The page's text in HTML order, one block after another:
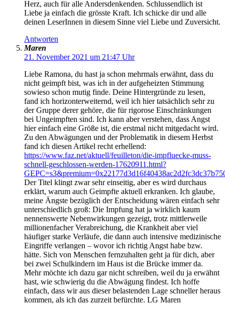
Herz, auch für alle Andersdenkenden. Schlussendlich ist
Liebe ja einfach die grösste Kraft. Ich schicke dir und alle
deinen LeserInnen in diesem Sinne viel Liebe und Zuversicht.
Antworten
Maren
21. November 2021 um 21:47 Uhr
Liebe Ramona, du hast ja schon mehrmals erwähnt, dass du
nicht geimpft bist, was ich in der aufgeheizten Stimmung
sowieso schon mutig finde. Deine Hintergründe zu lesen,
fand ich horizonterweiternd, weil ich hier tatsächlich sehr zu
der Gruppe derer gehöre, die für rigorose Einschränkungen
bei Ungeimpften sind. Ich kann aber verstehen, dass Angst
hier einfach eine Größe ist, die erstmal nicht mitgedacht wird.
Zu den Abwägungen und der Problematik in diesem Herbst
fand ich diesen Artikel recht erhellend:
https://www.faz.net/aktuell/feuilleton/die-impfluecke-muss-
schnell-geschlossen-werden-17620911.html?
Der Titel klingt zwar sehr einseitig, aber es wird durchaus
erklärt, warum auch Geimpfte aktuell erkranken. Ich glaube,
meine Ängste bezüglich der Entscheidung wären einfach sehr
unterschiedlich groß: Die Impfung hat ja wirklich kaum
nennenswerte Nebenwirkungen gezeigt, trotz mittlerweile
millionenfacher Verabreichung, die Krankheit aber viel
häufiger starke Verläufe, die dann auch intensive medizinische
Eingriffe verlangen – wovor ich richtig Angst habe bzw.
hätte. Sich von Menschen fernzuhalten geht ja für dich, aber
bei zwei Schulkindern im Haus ist die Brücke immer da.
Mehr möchte ich dazu gar nicht schreiben, weil du ja erwähnt
hast, wie schwierig du die Abwägung findest. Ich hoffe
einfach, dass wir aus dieser belastenden Lage schneller heraus
kommen, als ich das zurzeit befürchte. LG Maren